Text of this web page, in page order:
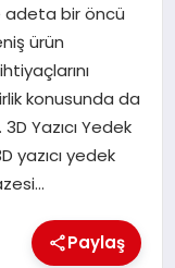
adeta bir öncü
ürün
konusunda da
Yazıcı Yedek
yazıcı yedek
Paylaş